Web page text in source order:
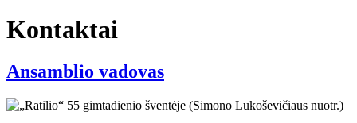
Kontaktai
Ansamblio vadovas